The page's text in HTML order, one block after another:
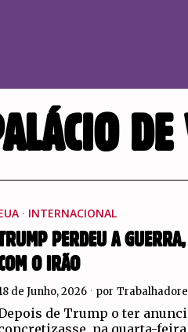
DE
· INTERNACIONAL
PERDEU A
O IRÃO
de Junho, 2026 por
de Trump o ter
na quarta-